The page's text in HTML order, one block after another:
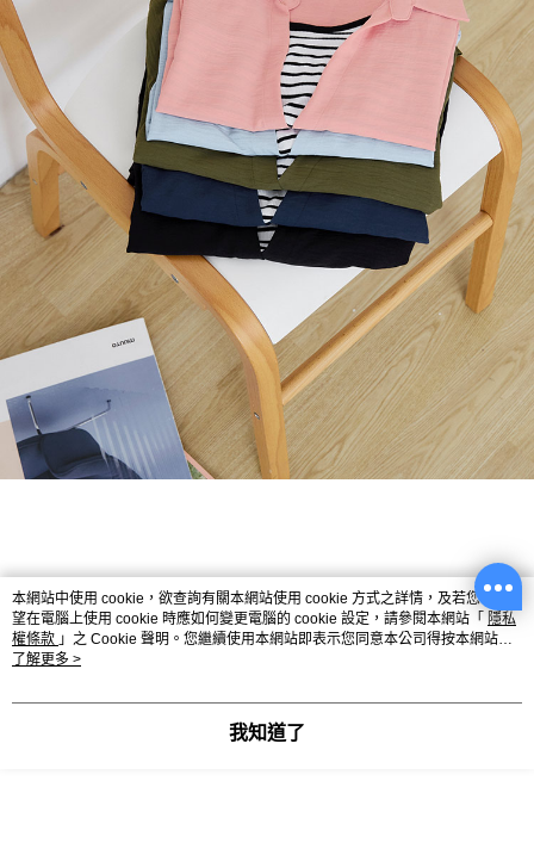
本網站中使用 cookie，欲查詢有關本網站使用 cookie 方式之詳情，及若您不希
望在電腦上使用 cookie 時應如何變更電腦的 cookie 設定，請參閱本網站「 隱私
權條款 」之 Cookie 聲明。您繼續使用本網站即表示您同意本公司得按本網站使
用條款之 Cookie 聲明使用 cookie。
了解更多 >
我知道了